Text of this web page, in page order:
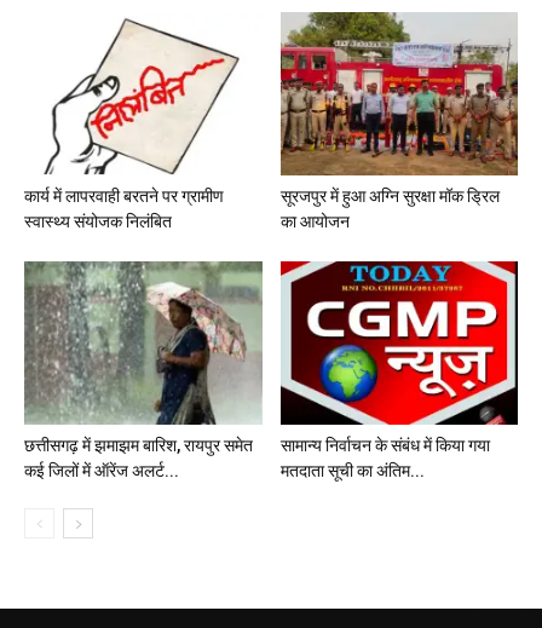
कार्य में लापरवाही बरतने पर ग्रामीण
स्वास्थ्य संयोजक निलंबित
सूरजपुर में हुआ अग्नि सुरक्षा मॉक ड्रिल
का आयोजन
छत्तीसगढ़ में झमाझम बारिश, रायपुर समेत
कई जिलों में ऑरेंज अलर्ट...
सामान्य निर्वाचन के संबंध में किया गया
मतदाता सूची का अंतिम...